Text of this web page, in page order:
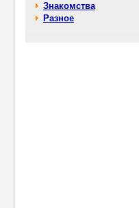
Знакомства
Разное